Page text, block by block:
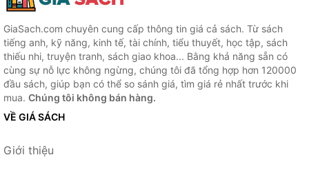
GiaSach.com chuyên cung cấp thông tin giá cả sách. Từ sách
tiếng anh, kỹ năng, kinh tế, tài chính, tiểu thuyết, học tập, sách
thiếu nhi, truyện tranh, sách giao khoa... Bằng khả năng sẵn có
cùng sự nỗ lực không ngừng, chúng tôi đã tổng hợp hơn 120000
đầu sách, giúp bạn có thể so sánh giá, tìm giá rẻ nhất trước khi
mua. Chúng tôi không bán hàng.
VỀ GIÁ SÁCH
Giới thiệu